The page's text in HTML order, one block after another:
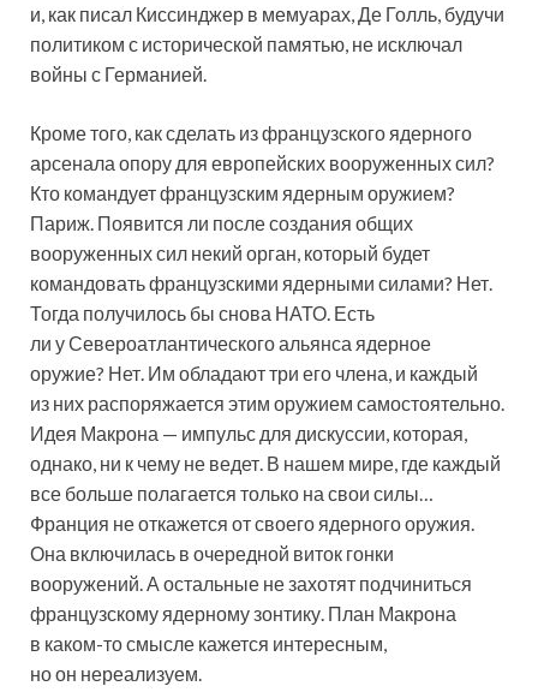
и, как писал Киссинджер в мемуарах, Де Голль, будучи
политиком с исторической памятью, не исключал
войны с Германией.
Кроме того, как сделать из французского ядерного
арсенала опору для европейских вооруженных сил?
Кто командует французским ядерным оружием?
Париж. Появится ли после создания общих
вооруженных сил некий орган, который будет
командовать французскими ядерными силами? Нет.
Тогда получилось бы снова НАТО. Есть
ли у Североатлантического альянса ядерное
оружие? Нет. Им обладают три его члена, и каждый
из них распоряжается этим оружием самостоятельно.
Идея Макрона — импульс для дискуссии, которая,
однако, ни к чему не ведет. В нашем мире, где каждый
все больше полагается только на свои силы…
Франция не откажется от своего ядерного оружия.
Она включилась в очередной виток гонки
вооружений. А остальные не захотят подчиниться
французскому ядерному зонтику. План Макрона
в каком-то смысле кажется интересным,
но он нереализуем.